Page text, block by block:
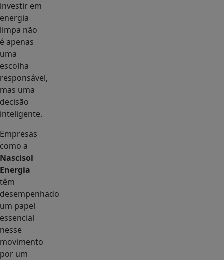
investir em
energia
limpa não
é apenas
uma
escolha
responsável,
mas uma
decisão
inteligente.
Empresas
como a
Nascisol
Energia
têm
desempenhado
um papel
essencial
nesse
movimento
por um